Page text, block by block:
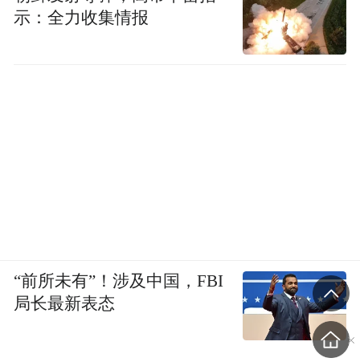
示：全力收集情报
“前所未有”！涉及中国，FBI
局长最新表态